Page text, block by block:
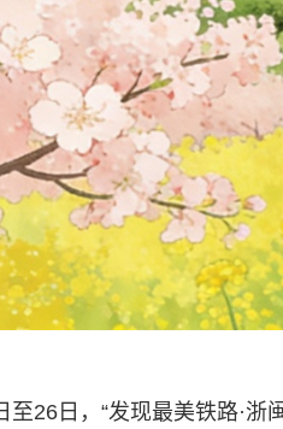
至26日，“发现最美铁路·